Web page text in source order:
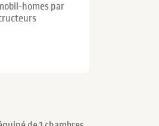
homes par